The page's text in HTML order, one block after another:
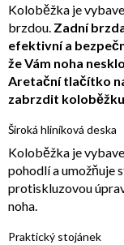
Koloběžka je
brzdou. Zadní
efektivní a
že Vám noha
Aretační tlačítko
zabrzdit
Široká hliníková deska
Koloběžka je
pohodlí a umožňuje
protiskluzovou
noha.
Praktický stojánek